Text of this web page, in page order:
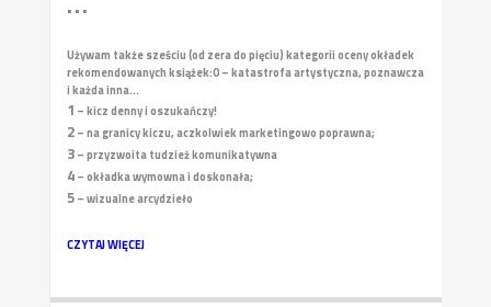
• • •
Używam także sześciu (od zera do pięciu) kategorii oceny okładek
rekomendowanych książek:0 – katastrofa artystyczna, poznawcza
i każda inna...
1 – kicz denny i oszukańczy!
2– na granicy kiczu, aczkolwiek marketingowo poprawna;
3– przyzwoita tudzież komunikatywna
4– okładka wymowna i doskonała;
5– wizualne arcydzieło
CZYTAJ WIĘCEJ